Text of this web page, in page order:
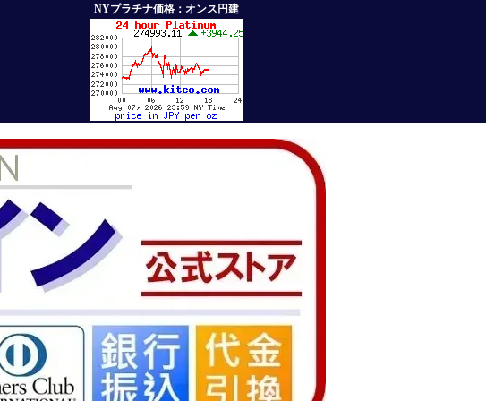
NYプラチナ価格：オンス円建